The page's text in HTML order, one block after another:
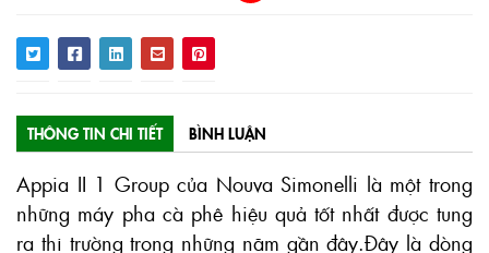
THÔNG TIN CHI TIẾT BÌNH LUẬN
Appia II 1 Group của Nouva Simonelli là một trong
những máy pha cà phê hiệu quả tốt nhất được tung
ra thị trường trong những năm gần đây.Đây là dòng